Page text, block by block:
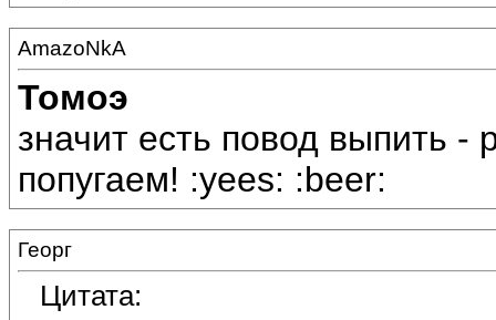
AmazoNkA
Томоэ
значит есть повод выпить -
попугаем! :yees: :beer:
Георг
Цитата: